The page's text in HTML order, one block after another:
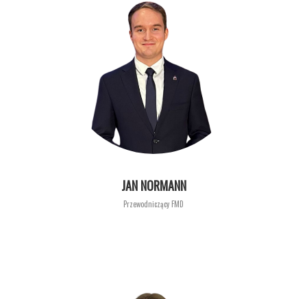
JAN NORMANN
Przewodniczący FMD